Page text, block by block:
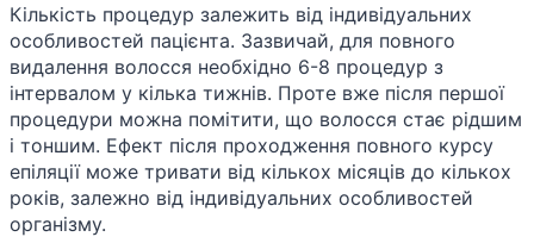
Кількість процедур залежить від індивідуальних
особливостей пацієнта. Зазвичай, для повного
видалення волосся необхідно 6-8 процедур з
інтервалом у кілька тижнів. Проте вже після першої
процедури можна помітити, що волосся стає рідшим
і тоншим. Ефект після проходження повного курсу
епіляції може тривати від кількох місяців до кількох
років, залежно від індивідуальних особливостей
організму.